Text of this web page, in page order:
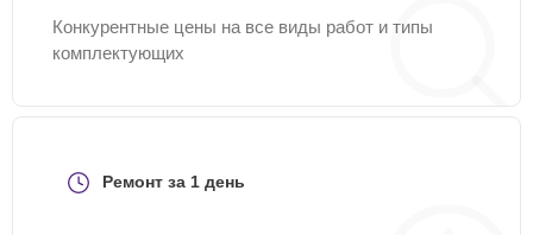
Конкурентные цены на все виды работ и типы
комплектующих
Ремонт за 1 день